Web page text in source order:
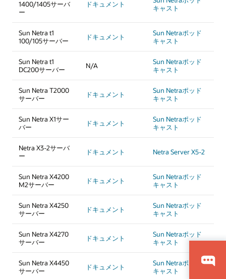
1400/1405サーバ
ー
ドキュメント
キャスト
Sun Netra t1
100/105サーバー
ドキュメント
Sun Netraポッド
キャスト
Sun Netra t1
DC200サーバー
N/A
Sun Netraポッド
キャスト
Sun Netra T2000
サーバー
ドキュメント
Sun Netraポッド
キャスト
Sun Netra X1サー
バー
ドキュメント
Sun Netraポッド
キャスト
Netra X3-2サーバ
ー
ドキュメント Netra Server X5-2
Sun Netra X4200
M2サーバー
ドキュメント
Sun Netraポッド
キャスト
Sun Netra X4250
サーバー
ドキュメント
Sun Netraポッド
キャスト
Sun Netra X4270
サーバー
ドキュメント
Sun Netraポッド
キャスト
Sun Netra X4450
サーバー
ドキュメント
Sun Netraポッド
キャスト